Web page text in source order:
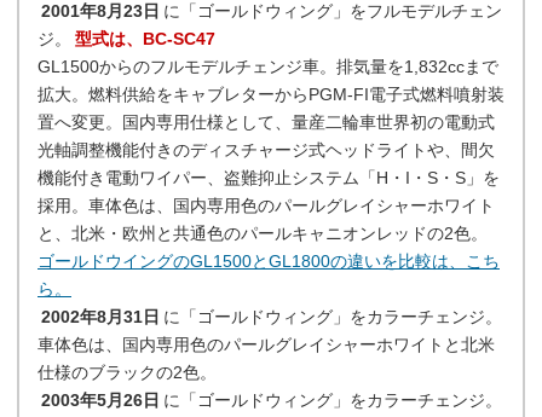
2001年8月23日 に「ゴールドウィング」をフルモデルチェン
ジ。
型式は、BC-SC47
GL1500からのフルモデルチェンジ車。排気量を1,832ccまで
拡大。燃料供給をキャブレターからPGM-FI電子式燃料噴射装
置へ変更。国内専用仕様として、量産二輪車世界初の電動式
光軸調整機能付きのディスチャージ式ヘッドライトや、間欠
機能付き電動ワイパー、盗難抑止システム「H・I・S・S」を
採用。車体色は、国内専用色のパールグレイシャーホワイト
と、北米・欧州と共通色のパールキャニオンレッドの2色。
ゴールドウイングのGL1500とGL1800の違いを比較は、こち
ら。
2002年8月31日 に「ゴールドウィング」をカラーチェンジ。
車体色は、国内専用色のパールグレイシャーホワイトと北米
仕様のブラックの2色。
2003年5月26日 に「ゴールドウィング」をカラーチェンジ。